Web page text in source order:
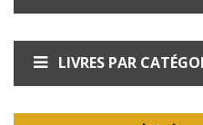
LIVRES PAR